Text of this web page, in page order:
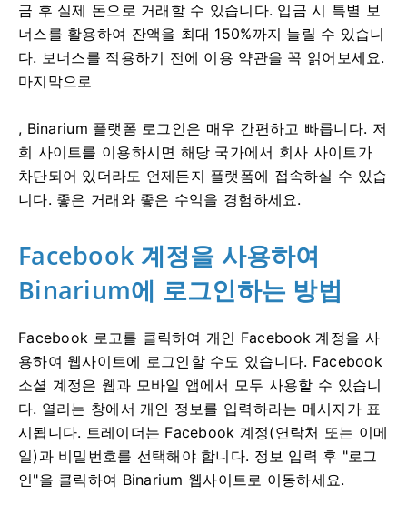
금 후 실제 돈으로 거래할 수 있습니다. 입금 시 특별 보
너스를 활용하여 잔액을 최대 150%까지 늘릴 수 있습니
다. 보너스를 적용하기 전에 이용 약관을 꼭 읽어보세요.
마지막으로
, Binarium 플랫폼 로그인은 매우 간편하고 빠릅니다. 저
희 사이트를 이용하시면 해당 국가에서 회사 사이트가
차단되어 있더라도 언제든지 플랫폼에 접속하실 수 있습
니다. 좋은 거래와 좋은 수익을 경험하세요.
Facebook 계정을 사용하여
Binarium에 로그인하는 방법
Facebook 로고를 클릭하여 개인 Facebook 계정을 사
용하여 웹사이트에 로그인할 수도 있습니다. Facebook
소셜 계정은 웹과 모바일 앱에서 모두 사용할 수 있습니
다. 열리는 창에서 개인 정보를 입력하라는 메시지가 표
시됩니다. 트레이더는 Facebook 계정(연락처 또는 이메
일)과 비밀번호를 선택해야 합니다. 정보 입력 후 "로그
인"을 클릭하여 Binarium 웹사이트로 이동하세요.